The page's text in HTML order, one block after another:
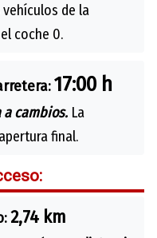
de la
coche 0.
17:00 h
a cambios. La
final.
2,74 km